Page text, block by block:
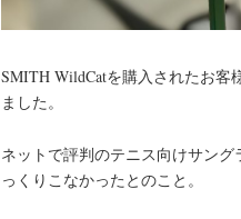
SMITH WildCatを購入されたお客
ました。
ネットで評判のテニス向けサン
っくりこなかったとのこと。